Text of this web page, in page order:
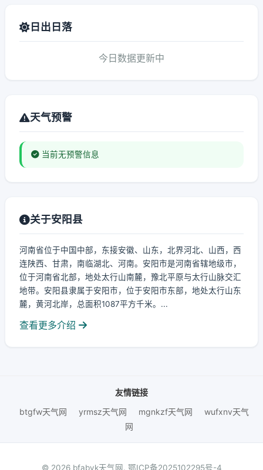
日出日落
今日数据更新中
天气预警
当前无预警信息
关于安阳县
河南省位于中国中部，东接安徽、山东，北界河北、山西，西
连陕西、甘肃，南临湖北、河南。安阳市是河南省辖地级市，
位于河南省北部，地处太行山南麓，豫北平原与太行山脉交汇
地带。安阳县隶属于安阳市，位于安阳市东部，地处太行山东
麓，黄河北岸，总面积1087平方千米。...
查看更多介绍
友情链接
btgfw天气网
yrmsz天气网 mgnkzf天气网
wufxnv天气
网
© 2026 bfabyk天气网. 鄂ICP备2025102295号-4